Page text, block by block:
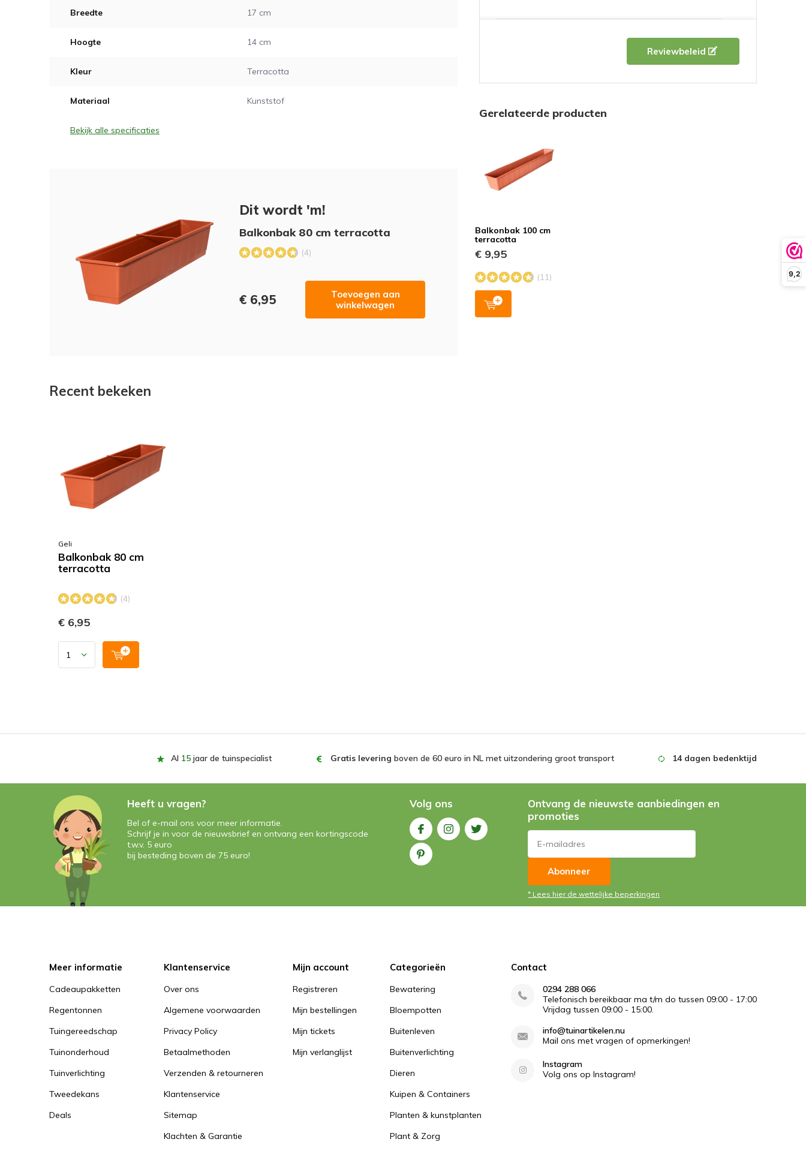
9,2
Breedte 17 cm
Hoogte 14 cm
Kleur Terracotta
Materiaal Kunststof
Bekijk alle specificaties
Dit wordt 'm!
Balkonbak 80 cm terracotta
(4)
€ 6,95
Toevoegen aan
winkelwagen
Martine V.- 10-05-2023
Reviewbeleid
Gerelateerde producten
Balkonbak 100 cm
terracotta
€ 9,95
(11)
Recent bekeken
Geli
Balkonbak 80 cm
terracotta
(4)
€ 6,95
Al 15 jaar de tuinspecialist Gratis levering boven de 60 euro in NL met uitzondering groot transport 14 dagen bedenktijd
Heeft u vragen?
Bel of e-mail ons voor meer informatie.
Schrijf je in voor de nieuwsbrief en ontvang een kortingscode
t.w.v. 5 euro
bij besteding boven de 75 euro!
Volg ons
Ontvang de nieuwste aanbiedingen en
promoties
Abonneer
* Lees hier de wettelijke beperkingen
Meer informatie
Cadeaupakketten
Regentonnen
Tuingereedschap
Tuinonderhoud
Tuinverlichting
Tweedekans
Deals
Klantenservice
Over ons
Algemene voorwaarden
Privacy Policy
Betaalmethoden
Verzenden & retourneren
Klantenservice
Sitemap
Klachten & Garantie
Mijn account
Registreren
Mijn bestellingen
Mijn tickets
Mijn verlanglijst
Categorieën
Bewatering
Bloempotten
Buitenleven
Buitenverlichting
Dieren
Kuipen & Containers
Planten & kunstplanten
Plant & Zorg
Contact
0294 288 066
Telefonisch bereikbaar ma t/m do tussen 09:00 - 17:00
Vrijdag tussen 09:00 - 15:00.
info@tuinartikelen.nu
Mail ons met vragen of opmerkingen!
Instagram
Volg ons op Instagram!